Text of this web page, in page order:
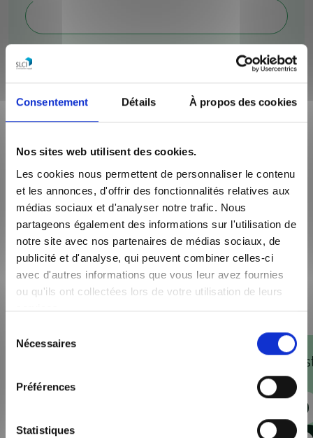
Consentement Détails À propos des cookies
Nos sites web utilisent des cookies.
Les cookies nous permettent de personnaliser le contenu
et les annonces, d'offrir des fonctionnalités relatives aux
médias sociaux et d'analyser notre trafic. Nous
partageons également des informations sur l'utilisation de
notre site avec nos partenaires de médias sociaux, de
publicité et d'analyse, qui peuvent combiner celles-ci
avec d'autres informations que vous leur avez fournies
ou qu'ils ont collectées lors de votre utilisation de leurs
services.
Nécessaires
Préférences
Statistiques
*
En soumettant ce formulaire, j’accepte que les informations soient
exploitées dans le cadre de la relation commerciale qui peut en
découler. *
* Champs obligatoire
Ces projets de
vous intéresser